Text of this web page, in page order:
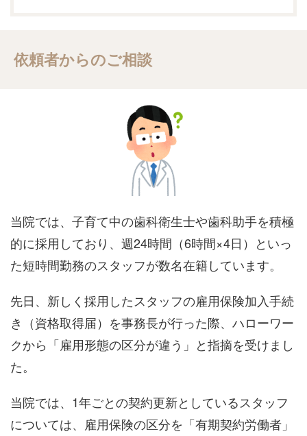
依頼者からのご相談
当院では、子育て中の歯科衛生士や歯科助手を積極
的に採用しており、週24時間（6時間×4日）といっ
た短時間勤務のスタッフが数名在籍しています。
先日、新しく採用したスタッフの雇用保険加入手続
き（資格取得届）を事務長が行った際、ハローワー
クから「雇用形態の区分が違う」と指摘を受けまし
た。
当院では、1年ごとの契約更新としているスタッフ
については、雇用保険の区分を「有期契約労働者」